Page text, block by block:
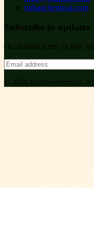
ruihanchemical.com
Subscribe to updates
Occasional notes on new
© 2026 Ruihanchemical .